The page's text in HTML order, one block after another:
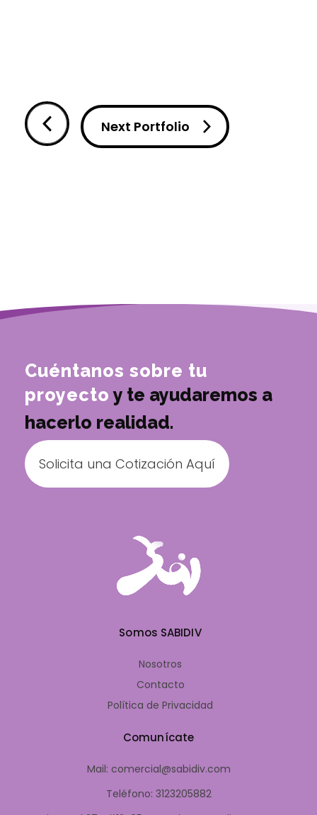
Next Portfolio
Cuéntanos sobre tu
proyecto y te ayudaremos a
hacerlo realidad.
Solicita una Cotización Aquí
Somos SABIDIV
Nosotros
Contacto
Política de Privacidad
Comunícate
Mail: comercial@sabidiv.com
Teléfono: 3123205882